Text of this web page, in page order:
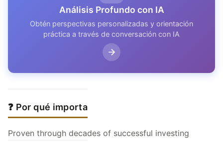
Análisis Profundo con IA
Obtén perspectivas personalizadas y orientación
práctica a través de conversación con IA
❓ Por qué importa
Proven through decades of successful investing